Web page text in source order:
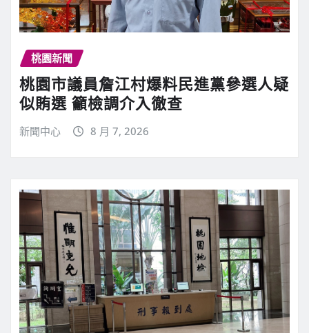
桃園新聞
桃園市議員詹江村爆料民進黨參選人疑
似賄選 籲檢調介入徹查
新聞中心 8 月 7, 2026